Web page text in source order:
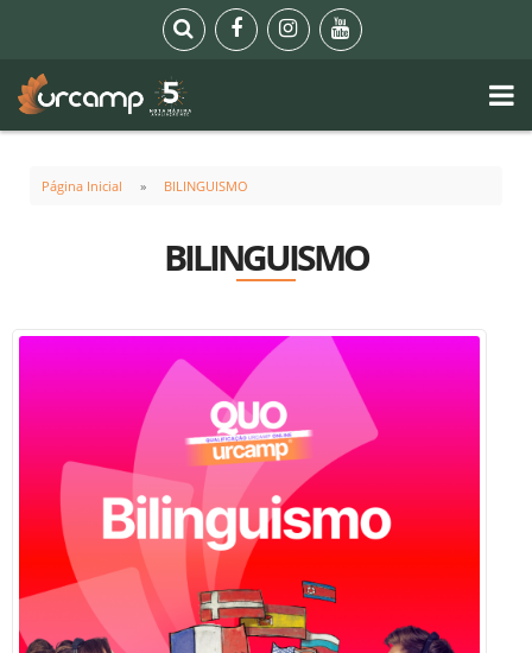
Página Inicial BILINGUISMO
BILINGUISMO